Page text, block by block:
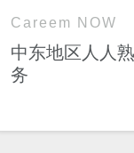
Careem NOW
中东地区人人
务